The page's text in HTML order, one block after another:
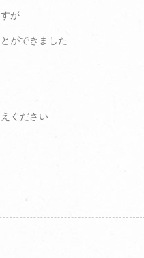
が
ができました
ください